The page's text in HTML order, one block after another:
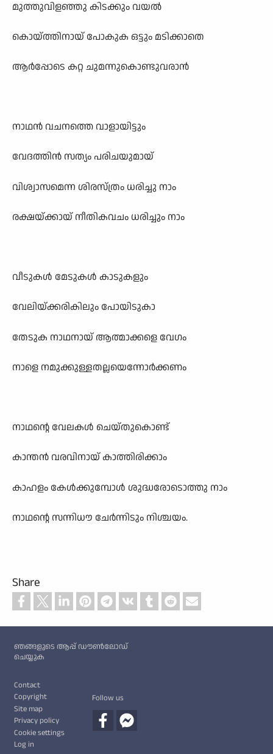
മുത്തുവിളഞ്ഞു കിടക്കും വയൽ
കൊയ്ത്തിനായ് പോകുക ഒട്ടും മടിക്കാതെ
ആർപ്പോടെ കറ്റ ചുമന്നുകൊണ്ടുവരാൻ
നാഥൻ വചനത്തെ വാളായിട്ടും
വേദത്തിൻ സത്യം പരിചയുമായ്
വിശ്വാസമെന്ന ശിരസ്ത്രം ധരിച്ചു നാം
രക്ഷയ്ക്കായ് നീതികവചം ധരിച്ചും നാം
വീടുകൾ മേടുകൾ കാടുകളും
വേലിയ്ക്കരികിലും പോയിടുകാ
തേടുക നാഥനായ് ആത്മാക്കളെ വേഗം
നാളെ നമുക്കുള്ളതല്ലയെന്നോർക്കണം
നാഥന്റെ വേലകൾ ചെയ്തുകൊണ്ട്
കാന്തൻ വരവിനായ് കാത്തിരിക്കാം
കാഹളം കേൾക്കുമ്പോൾ ശുദ്ധരോടൊത്തു നാം
നാഥന്റെ സന്നിധൗ ചേർന്നിടും നിശ്ചയം.
Share
ഞങ്ങളുടെ ആപ്പ് ഡൗൺലോഡ്
ചെയ്യുക
Contact
Copyright
Site map
Privacy policy
Cookie settings
Log in
Follow us